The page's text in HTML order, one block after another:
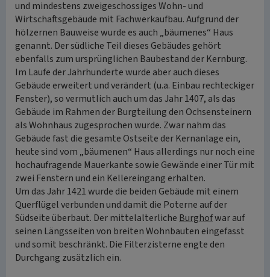
und mindestens zweigeschossiges Wohn- und
Wirtschaftsgebäude mit Fachwerkaufbau. Aufgrund der
hölzernen Bauweise wurde es auch „bäumenes“ Haus
genannt. Der südliche Teil dieses Gebäudes gehört
ebenfalls zum ursprünglichen Baubestand der Kernburg.
Im Laufe der Jahrhunderte wurde aber auch dieses
Gebäude erweitert und verändert (u.a. Einbau rechteckiger
Fenster), so vermutlich auch um das Jahr 1407, als das
Gebäude im Rahmen der Burgteilung den Ochsensteinern
als Wohnhaus zugesprochen wurde. Zwar nahm das
Gebäude fast die gesamte Ostseite der Kernanlage ein,
heute sind vom „bäumenen“ Haus allerdings nur noch eine
hochaufragende Mauerkante sowie Gewände einer Tür mit
zwei Fenstern und ein Kellereingang erhalten.
Um das Jahr 1421 wurde die beiden Gebäude mit einem
Querflügel verbunden und damit die Poterne auf der
Südseite überbaut. Der mittelalterliche Burghofwar auf
seinen Längsseiten von breiten Wohnbauten eingefasst
und somit beschränkt. Die Filterzisterne engte den
Durchgang zusätzlich ein.